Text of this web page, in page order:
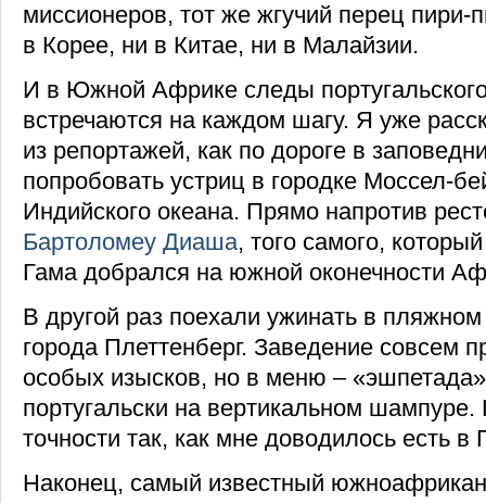
миссионеров, тот же жгучий перец пири-
в Корее, ни в Китае, ни в Малайзии.
И в Южной Африке следы
встречаются на каждом шагу. Я уже
из репортажей, как по дороге в
попробовать устриц в городке Моссел-
Индийского океана. Прямо напротив
Бартоломеу Диаша, того самого,
Гама добрался на южной оконечности
В другой раз поехали ужинать в
города Плеттенберг. Заведение совсем
особых изысков, но в меню –
португальски на вертикальном
точности так, как мне доводилось есть в
Наконец, самый известный